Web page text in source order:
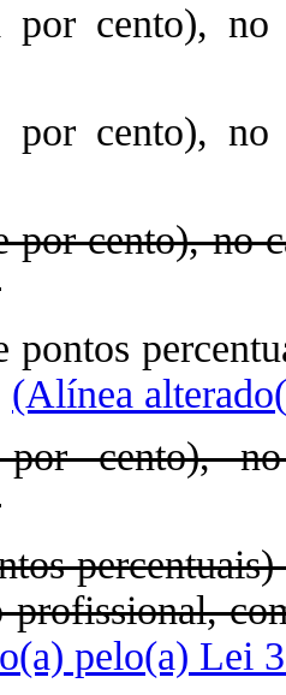
por cento),
cento),
por cento), no
pontos
(Alínea
cento),
profissional,
pelo(a) Lei